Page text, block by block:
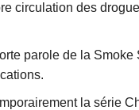
circulation des
parole de la Smoke
la série